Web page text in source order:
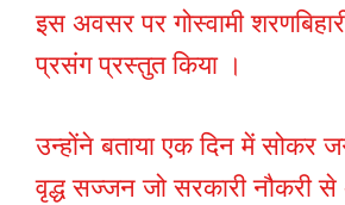
इस अवसर पर गोस्वामी
प्रसंग प्रस्तुत किया ।
उन्होंने बताया एक दिन में सोकर
वृद्ध सज्जन जो सरकारी नौकरी